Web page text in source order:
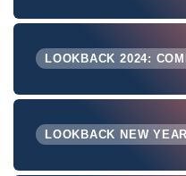
LOOKBACK 2024:
LOOKBACK NEW